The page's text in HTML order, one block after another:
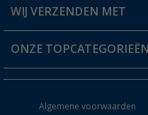
Verlanglijstje
Verzendinformatie
Catalogus
WIJ VERZENDEN MET
ONZE TOPCATEGORIEËN
Algemene voorwaarden